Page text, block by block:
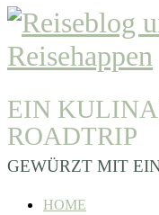
EIN
ROADTRIP
GEWÜRZT MIT
HOME